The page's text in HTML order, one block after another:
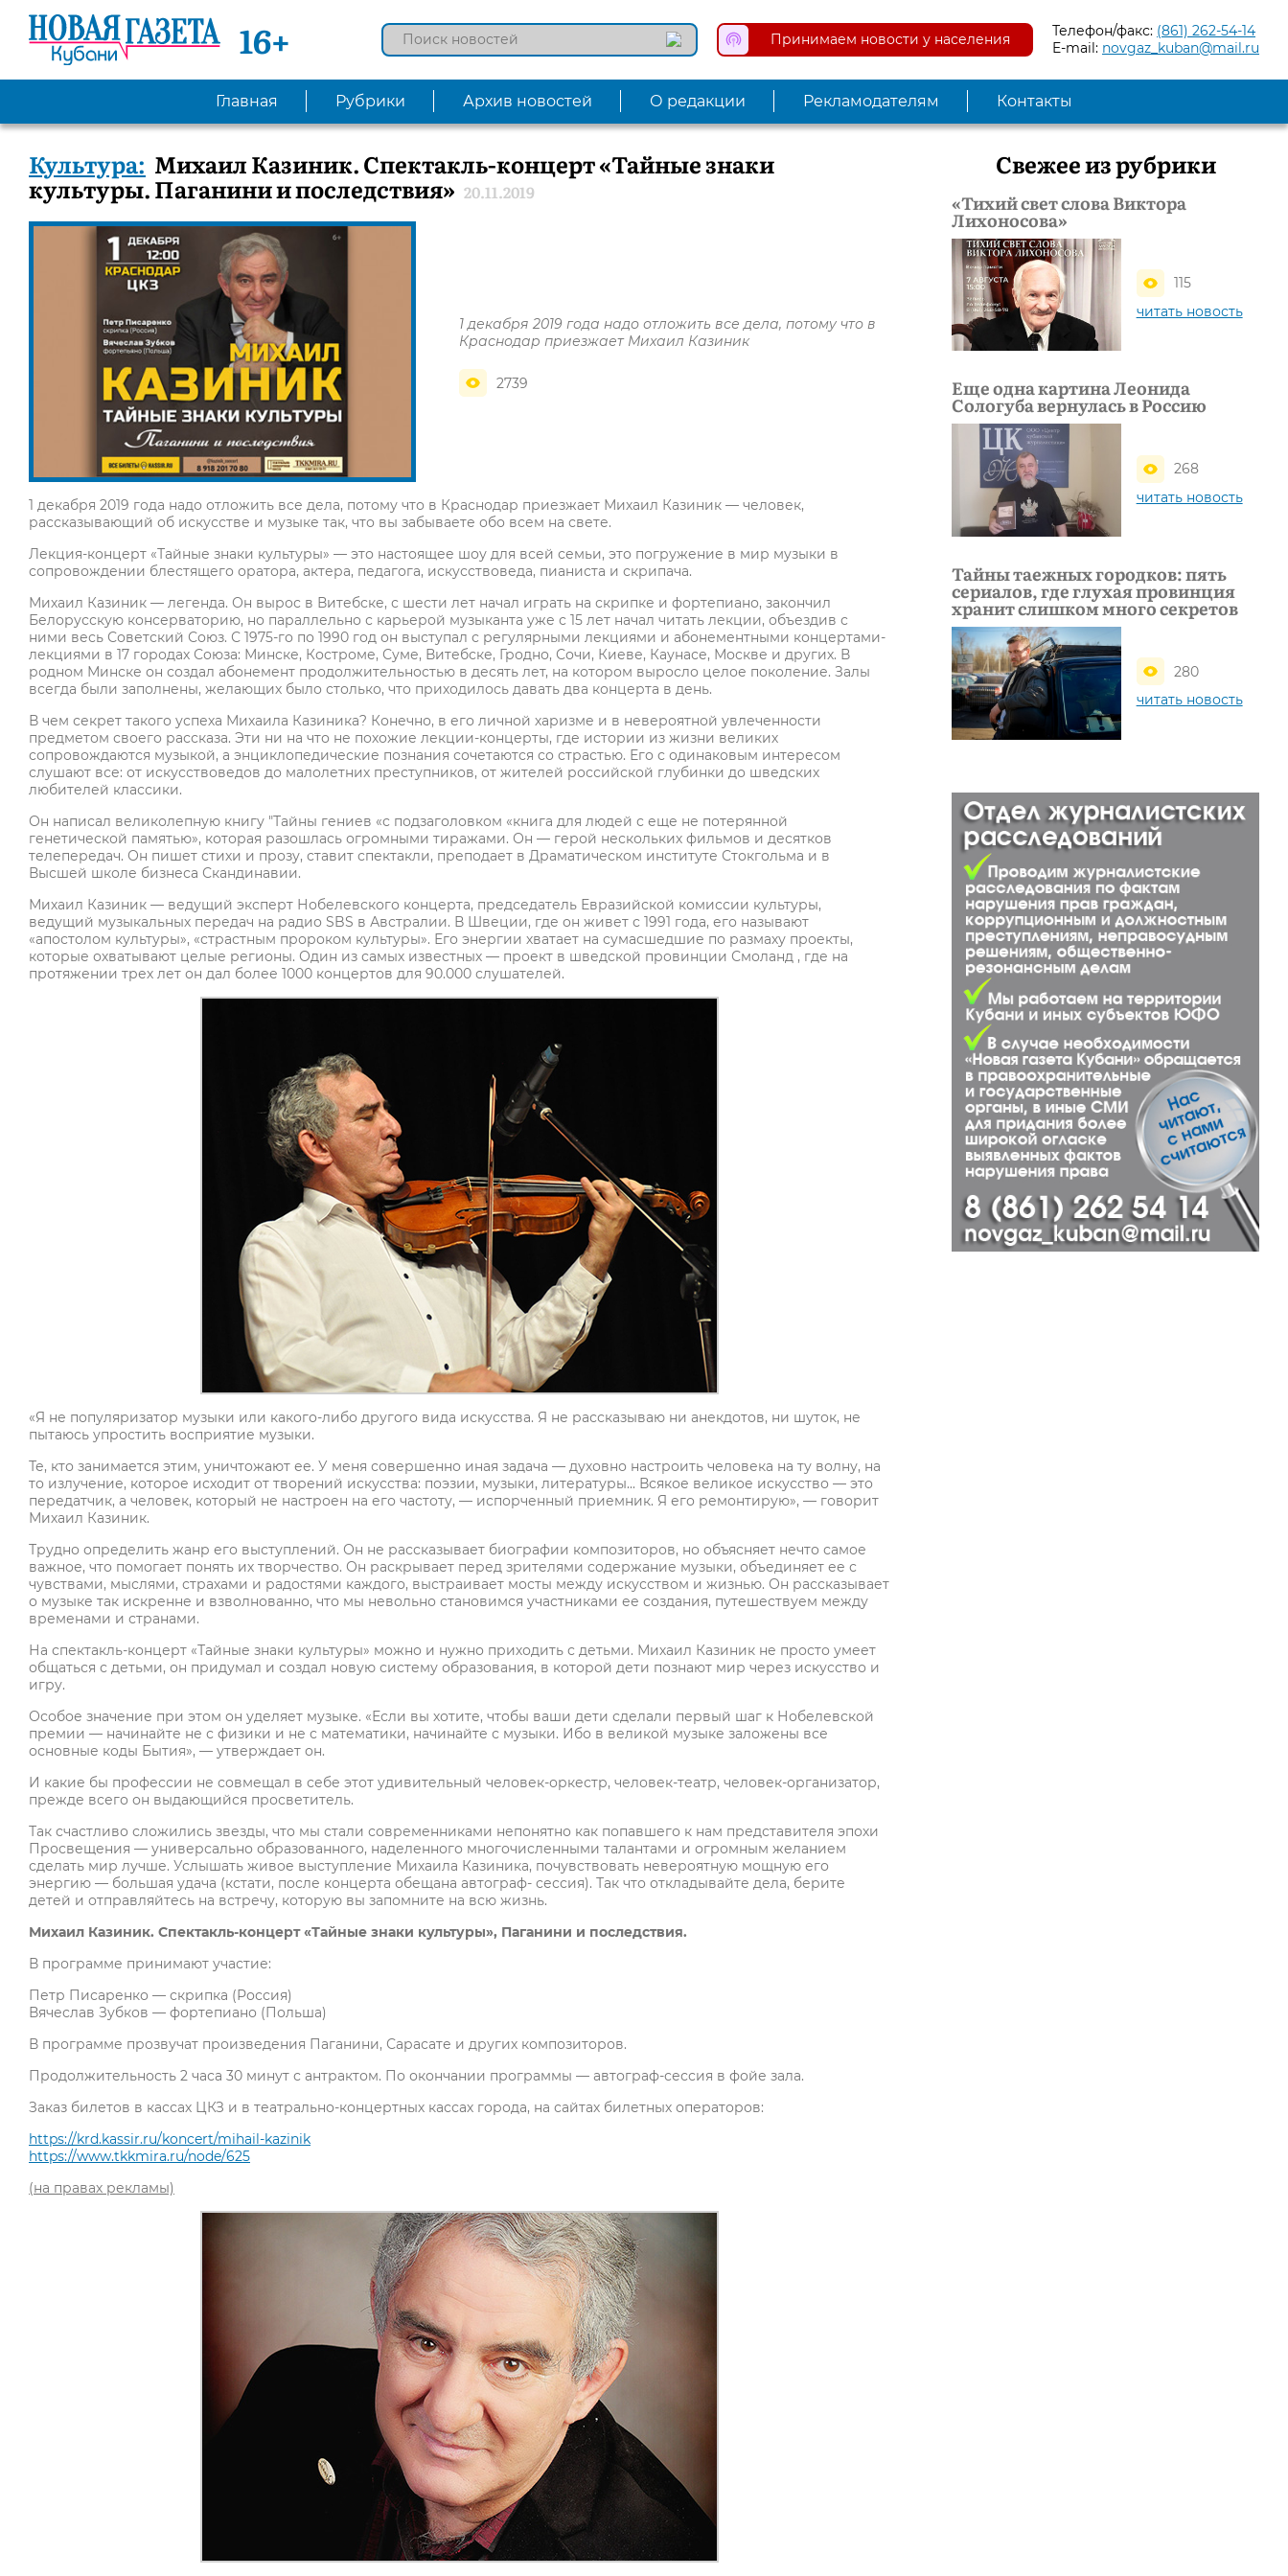
16+ Принимаем новости у населения Телефон/факс: (861) 262-54-14
E-mail: novgaz_kuban@mail.ru
Главная Рубрики Архив новостей О редакции Рекламодателям Контакты
Культура: Михаил Казиник. Спектакль-концерт «Тайные знаки
культуры. Паганини и последствия» 20.11.2019
1 декабря 2019 года надо отложить все дела, потому что в
Краснодар приезжает Михаил Казиник
2739
1 декабря 2019 года надо отложить все дела, потому что в Краснодар приезжает Михаил Казиник — человек,
рассказывающий об искусстве и музыке так, что вы забываете обо всем на свете.
Лекция-концерт «Тайные знаки культуры» — это настоящее шоу для всей семьи, это погружение в мир музыки в
сопровождении блестящего оратора, актера, педагога, искусствоведа, пианиста и скрипача.
Михаил Казиник — легенда. Он вырос в Витебске, с шести лет начал играть на скрипке и фортепиано, закончил
Белорусскую консерваторию, но параллельно с карьерой музыканта уже с 15 лет начал читать лекции, объездив с
ними весь Советский Союз. С 1975-го по 1990 год он выступал с регулярными лекциями и абонементными концертами-
лекциями в 17 городах Союза: Минске, Костроме, Суме, Витебске, Гродно, Сочи, Киеве, Каунасе, Москве и других. В
родном Минске он создал абонемент продолжительностью в десять лет, на котором выросло целое поколение. Залы
всегда были заполнены, желающих было столько, что приходилось давать два концерта в день.
В чем секрет такого успеха Михаила Казиника? Конечно, в его личной харизме и в невероятной увлеченности
предметом своего рассказа. Эти ни на что не похожие лекции-концерты, где истории из жизни великих
сопровождаются музыкой, а энциклопедические познания сочетаются со страстью. Его с одинаковым интересом
слушают все: от искусствоведов до малолетних преступников, от жителей российской глубинки до шведских
любителей классики.
Он написал великолепную книгу "Тайны гениев «с подзаголовком «книга для людей с еще не потерянной
генетической памятью», которая разошлась огромными тиражами. Он — герой нескольких фильмов и десятков
телепередач. Он пишет стихи и прозу, ставит спектакли, преподает в Драматическом институте Стокгольма и в
Высшей школе бизнеса Скандинавии.
Михаил Казиник — ведущий эксперт Нобелевского концерта, председатель Евразийской комиссии культуры,
ведущий музыкальных передач на радио SBS в Австралии. В Швеции, где он живет с 1991 года, его называют
«апостолом культуры», «страстным пророком культуры». Его энергии хватает на сумасшедшие по размаху проекты,
которые охватывают целые регионы. Один из самых известных — проект в шведской провинции Смоланд , где на
протяжении трех лет он дал более 1000 концертов для 90.000 слушателей.
«Я не популяризатор музыки или какого-либо другого вида искусства. Я не рассказываю ни анекдотов, ни шуток, не
пытаюсь упростить восприятие музыки.
Те, кто занимается этим, уничтожают ее. У меня совершенно иная задача — духовно настроить человека на ту волну, на
то излучение, которое исходит от творений искусства: поэзии, музыки, литературы... Всякое великое искусство — это
передатчик, а человек, который не настроен на его частоту, — испорченный приемник. Я его ремонтирую», — говорит
Михаил Казиник.
Трудно определить жанр его выступлений. Он не рассказывает биографии композиторов, но объясняет нечто самое
важное, что помогает понять их творчество. Он раскрывает перед зрителями содержание музыки, объединяет ее с
чувствами, мыслями, страхами и радостями каждого, выстраивает мосты между искусством и жизнью. Он рассказывает
о музыке так искренне и взволнованно, что мы невольно становимся участниками ее создания, путешествуем между
временами и странами.
На спектакль-концерт «Тайные знаки культуры» можно и нужно приходить с детьми. Михаил Казиник не просто умеет
общаться с детьми, он придумал и создал новую систему образования, в которой дети познают мир через искусство и
игру.
Особое значение при этом он уделяет музыке. «Если вы хотите, чтобы ваши дети сделали первый шаг к Нобелевской
премии — начинайте не с физики и не с математики, начинайте с музыки. Ибо в великой музыке заложены все
основные коды Бытия», — утверждает он.
И какие бы профессии не совмещал в себе этот удивительный человек-оркестр, человек-театр, человек-организатор,
прежде всего он выдающийся просветитель.
Так счастливо сложились звезды, что мы стали современниками непонятно как попавшего к нам представителя эпохи
Просвещения — универсально образованного, наделенного многочисленными талантами и огромным желанием
сделать мир лучше. Услышать живое выступление Михаила Казиника, почувствовать невероятную мощную его
энергию — большая удача (кстати, после концерта обещана автограф- сессия). Так что откладывайте дела, берите
детей и отправляйтесь на встречу, которую вы запомните на всю жизнь.
Михаил Казиник. Спектакль-концерт «Тайные знаки культуры», Паганини и последствия.
В программе принимают участие:
Петр Писаренко — скрипка (Россия)
Вячеслав Зубков — фортепиано (Польша)
В программе прозвучат произведения Паганини, Сарасате и других композиторов.
Продолжительность 2 часа 30 минут с антрактом. По окончании программы — автограф-сессия в фойе зала.
Заказ билетов в кассах ЦКЗ и в театрально-концертных кассах города, на сайтах билетных операторов:
https://krd.kassir.ru/koncert/mihail-kazinik
https://www.tkkmira.ru/node/625
(на правах рекламы)
Свежее из рубрики
«Тихий свет слова Виктора
Лихоносова»
115
читать новость
Еще одна картина Леонида
Сологуба вернулась в Россию
268
читать новость
Тайны таежных городков: пять
сериалов, где глухая провинция
хранит слишком много секретов
280
читать новость